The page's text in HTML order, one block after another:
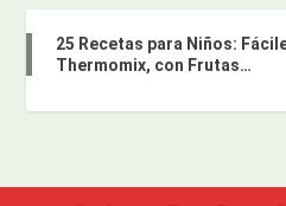
25 Recetas para Niños:
Thermomix, con Frutas…